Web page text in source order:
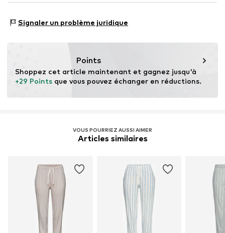
22179 Hamburg
Signaler un problème juridique
Points
+29 Points que vous pouvez échanger en réductions.
VOUS POURRIEZ AUSSI AIMER
Articles similaires